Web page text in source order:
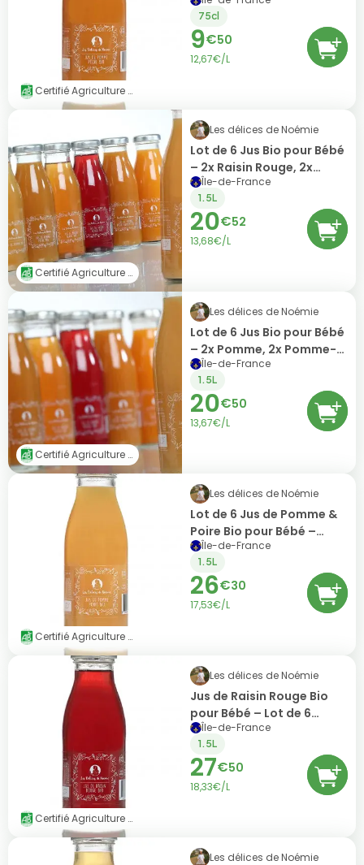
Certifié Agriculture Biologique (AB)
75cl
9€50
12,67€/L
Certifié Agriculture Biologique (AB)
Les délices de Noémie
Lot de 6 Jus Bio pour Bébé
– 2x Raisin Rouge, 2x
Pomme-Poire & 2x
Pomme-Abricot (6x25cl)
Île-de-France
1.5L
20€52
13,68€/L
Certifié Agriculture Biologique (AB)
Les délices de Noémie
Lot de 6 Jus Bio pour Bébé
– 2x Pomme, 2x Pomme-
Poire & 2x Pomme-Pêche-
Abricot (6x25cl)
Île-de-France
1.5L
20€50
13,67€/L
Certifié Agriculture Biologique (AB)
Les délices de Noémie
Lot de 6 Jus de Pomme &
Poire Bio pour Bébé –
6x25cl
Île-de-France
1.5L
26€30
17,53€/L
Certifié Agriculture Biologique (AB)
Les délices de Noémie
Jus de Raisin Rouge Bio
pour Bébé – Lot de 6
Bouteilles (25cl)
Île-de-France
1.5L
27€50
18,33€/L
Les délices de Noémie